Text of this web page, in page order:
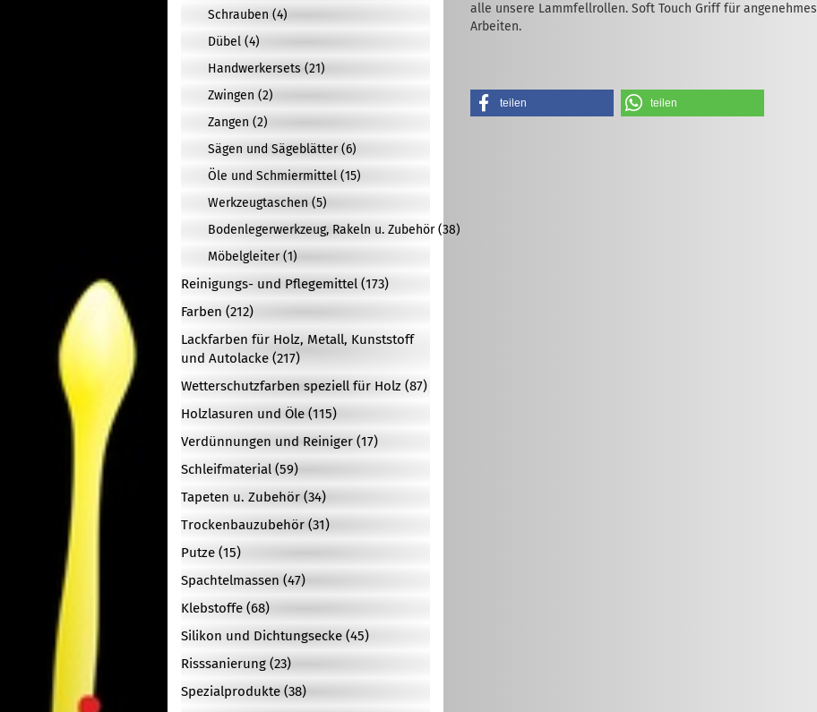
alle unsere Lammfellrollen. Soft Touch Griff für angenehmes
Arbeiten.
teilen teilen
Schrauben (4)
Dübel (4)
Handwerkersets (21)
Zwingen (2)
Zangen (2)
Sägen und Sägeblätter (6)
Öle und Schmiermittel (15)
Werkzeugtaschen (5)
Bodenlegerwerkzeug, Rakeln u. Zubehör (38)
Möbelgleiter (1)
Reinigungs- und Pflegemittel (173)
Farben (212)
Lackfarben für Holz, Metall, Kunststoff
und Autolacke (217)
Wetterschutzfarben speziell für Holz (87)
Holzlasuren und Öle (115)
Verdünnungen und Reiniger (17)
Schleifmaterial (59)
Tapeten u. Zubehör (34)
Trockenbauzubehör (31)
Putze (15)
Spachtelmassen (47)
Klebstoffe (68)
Silikon und Dichtungsecke (45)
Risssanierung (23)
Spezialprodukte (38)